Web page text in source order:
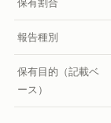
保有割合
報告種別
保有目的（記載ベ
ース）